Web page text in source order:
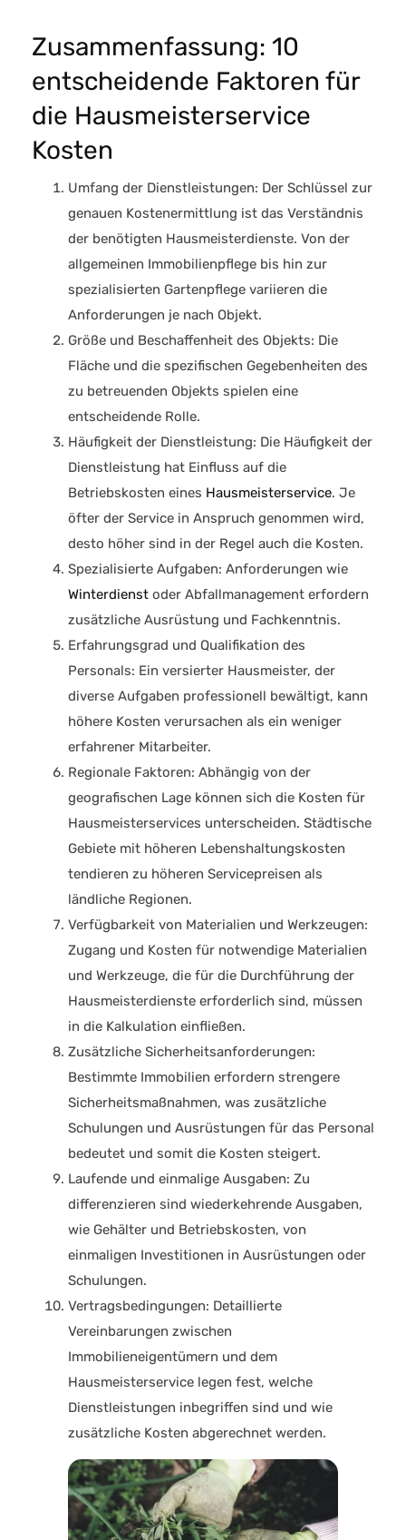
Zusammenfassung: 10
entscheidende Faktoren für
die Hausmeisterservice
Kosten
Umfang der Dienstleistungen: Der Schlüssel zur
genauen Kostenermittlung ist das Verständnis
der benötigten Hausmeisterdienste. Von der
allgemeinen Immobilienpflege bis hin zur
spezialisierten Gartenpflege variieren die
Anforderungen je nach Objekt.
Größe und Beschaffenheit des Objekts: Die
Fläche und die spezifischen Gegebenheiten des
zu betreuenden Objekts spielen eine
entscheidende Rolle.
Häufigkeit der Dienstleistung: Die Häufigkeit der
Dienstleistung hat Einfluss auf die
Betriebskosten eines Hausmeisterservice. Je
öfter der Service in Anspruch genommen wird,
desto höher sind in der Regel auch die Kosten.
Spezialisierte Aufgaben: Anforderungen wie
Winterdienst oder Abfallmanagement erfordern
zusätzliche Ausrüstung und Fachkenntnis.
Erfahrungsgrad und Qualifikation des
Personals: Ein versierter Hausmeister, der
diverse Aufgaben professionell bewältigt, kann
höhere Kosten verursachen als ein weniger
erfahrener Mitarbeiter.
Regionale Faktoren: Abhängig von der
geografischen Lage können sich die Kosten für
Hausmeisterservices unterscheiden. Städtische
Gebiete mit höheren Lebenshaltungskosten
tendieren zu höheren Servicepreisen als
ländliche Regionen.
Verfügbarkeit von Materialien und Werkzeugen:
Zugang und Kosten für notwendige Materialien
und Werkzeuge, die für die Durchführung der
Hausmeisterdienste erforderlich sind, müssen
in die Kalkulation einfließen.
Zusätzliche Sicherheitsanforderungen:
Bestimmte Immobilien erfordern strengere
Sicherheitsmaßnahmen, was zusätzliche
Schulungen und Ausrüstungen für das Personal
bedeutet und somit die Kosten steigert.
Laufende und einmalige Ausgaben: Zu
differenzieren sind wiederkehrende Ausgaben,
wie Gehälter und Betriebskosten, von
einmaligen Investitionen in Ausrüstungen oder
Schulungen.
Vertragsbedingungen: Detaillierte
Vereinbarungen zwischen
Immobilieneigentümern und dem
Hausmeisterservice legen fest, welche
Dienstleistungen inbegriffen sind und wie
zusätzliche Kosten abgerechnet werden.